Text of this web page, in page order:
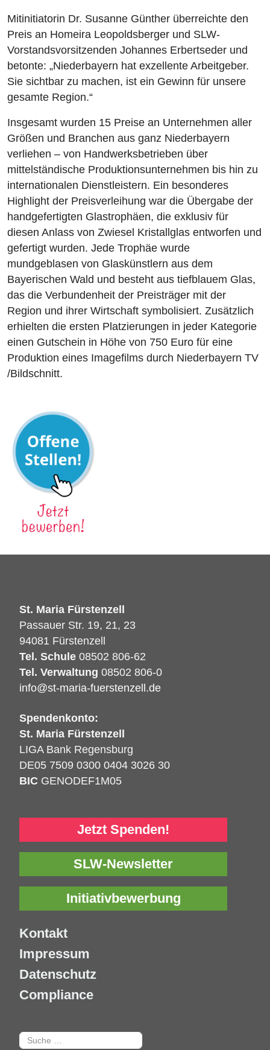
Mitinitiatorin Dr. Susanne Günther überreichte den
Preis an Homeira Leopoldsberger und SLW-
Vorstandsvorsitzenden Johannes Erbertseder und
betonte: „Niederbayern hat exzellente Arbeitgeber.
Sie sichtbar zu machen, ist ein Gewinn für unsere
gesamte Region.“
Insgesamt wurden 15 Preise an Unternehmen aller
Größen und Branchen aus ganz Niederbayern
verliehen – von Handwerksbetrieben über
mittelständische Produktionsunternehmen bis hin zu
internationalen Dienstleistern. Ein besonderes
Highlight der Preisverleihung war die Übergabe der
handgefertigten Glastrophäen, die exklusiv für
diesen Anlass von Zwiesel Kristallglas entworfen und
gefertigt wurden. Jede Trophäe wurde
mundgeblasen von Glaskünstlern aus dem
Bayerischen Wald und besteht aus tiefblauem Glas,
das die Verbundenheit der Preisträger mit der
Region und ihrer Wirtschaft symbolisiert. Zusätzlich
erhielten die ersten Platzierungen in jeder Kategorie
einen Gutschein in Höhe von 750 Euro für eine
Produktion eines Imagefilms durch Niederbayern TV
/Bildschnitt.
St. Maria Fürstenzell
Passauer Str. 19, 21, 23
94081 Fürstenzell
Tel. Schule 08502 806-62
Tel. Verwaltung 08502 806-0
info@st-maria-fuerstenzell.de
Spendenkonto:
St. Maria Fürstenzell
LIGA Bank Regensburg
DE05 7509 0300 0404 3026 30
BIC GENODEF1M05
Jetzt Spenden!
SLW-Newsletter
Initiativbewerbung
Kontakt
Impressum
Datenschutz
Compliance
Suchen